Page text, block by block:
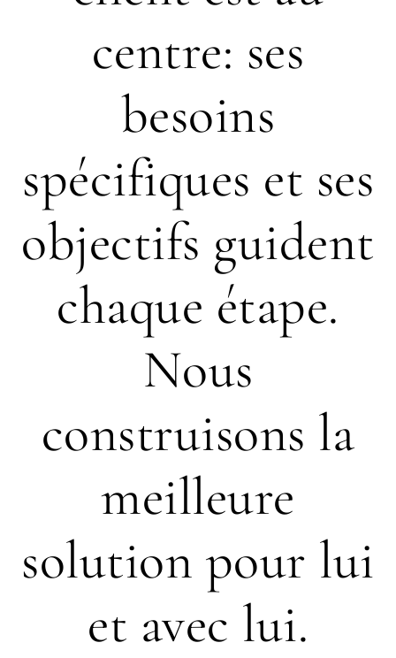
centre: ses
besoins
spécifiques et ses
objectifs guident
chaque étape.
Nous
construisons la
meilleure
solution pour lui
et avec lui.